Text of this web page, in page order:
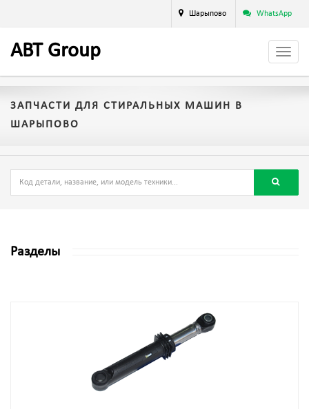
Шарыпово WhatsApp
ABT Group
ЗАПЧАСТИ ДЛЯ СТИРАЛЬНЫХ МАШИН В
ШАРЫПОВО
Разделы